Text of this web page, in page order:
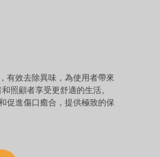
有效去除異味，為使用者帶來
照顧者享受更舒適的生活。
促進傷口癒合，提供極致的保